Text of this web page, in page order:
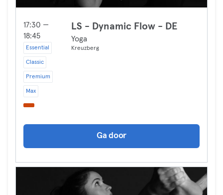
17:30 —
18:45
Essential
Classic
Premium
Max
LS - Dynamic Flow - DE
Yoga
Kreuzberg
Ga door